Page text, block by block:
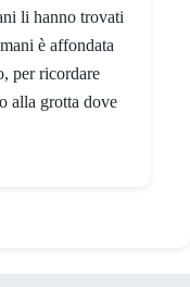
li hanno trovati
è affondata
per ricordare
alla grotta dove